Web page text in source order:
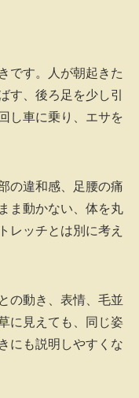
です。人が朝起きた
す、後ろ足を少し引
し車に乗り、エサを
の違和感、足腰の痛
ま動かない、体を丸
レッチとは別に考え
の動き、表情、毛並
に見えても、同じ姿
にも説明しやすくな